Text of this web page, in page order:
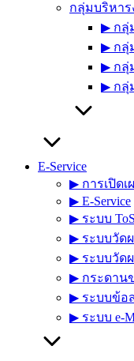
กลุ่มบริหาร
▶︎ กลุ่
▶︎ กลุ่
▶︎ กลุ่
▶︎ กลุ่
E-Service
▶︎ การเปิด
▶︎ E-Service
▶︎ ระบบ
▶︎ ระบบวัด
▶︎ ระบบวัด
▶︎ กระดาน
▶︎ ระบบข้อ
▶︎ ระบบ e-